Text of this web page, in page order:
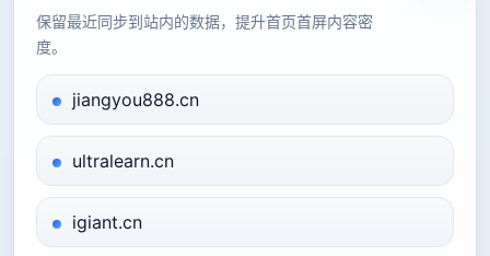
保留最近同步到站内的数据，提升首页首屏内容密
度。
jiangyou888.cn
ultralearn.cn
igiant.cn